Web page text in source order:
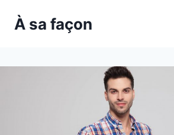
À sa façon